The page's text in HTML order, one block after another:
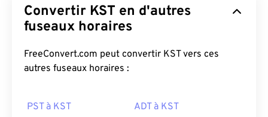
Convertir KST en d'autres
fuseaux horaires
FreeConvert.com peut convertir KST vers ces
autres fuseaux horaires :
PST à KST ADT à KST